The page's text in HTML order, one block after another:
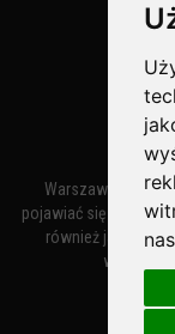
Warszawa –
pojawiać się w
również jako
wynikała